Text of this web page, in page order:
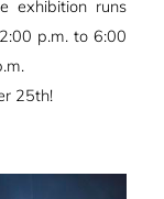
exhibition runs
p.m. to 6:00
25th!